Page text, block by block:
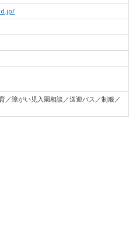
／障がい児入園相談／送迎バス／制服／